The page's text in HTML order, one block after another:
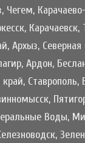
Чегем,
Архыз,
Ардон,
Ставрополь,
Воды,